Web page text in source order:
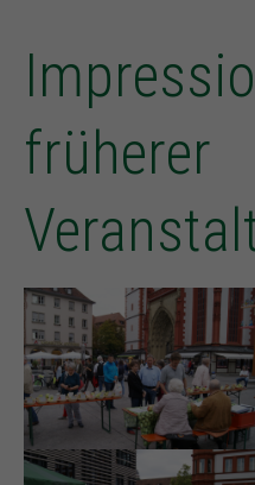
früherer